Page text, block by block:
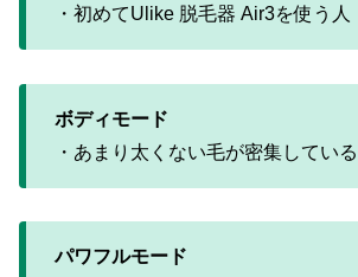
・初めてUlike 脱毛器 Air3を使う人
ボディモード
・あまり太くない毛が密集してい
パワフルモード